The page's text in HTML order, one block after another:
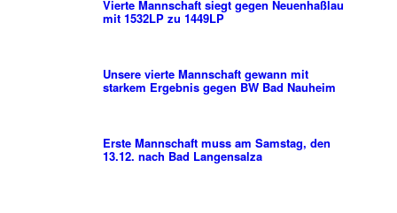
Vierte Mannschaft siegt gegen Neuenhaßlau
mit 1532LP zu 1449LP
Unsere vierte Mannschaft gewann mit
starkem Ergebnis gegen BW Bad Nauheim
Erste Mannschaft muss am Samstag, den
13.12. nach Bad Langensalza